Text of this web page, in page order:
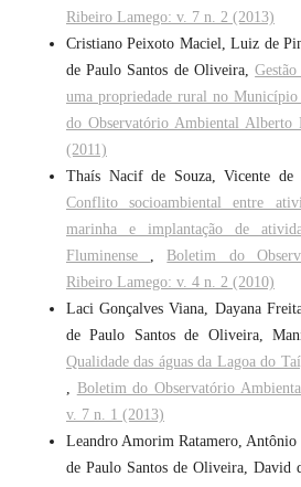
Ribeiro Lamego: v. 7 n. 2 (2013)
Cristiano Peixoto Maciel, Luiz de
de Paulo Santos de Oliveira,
uma propriedade rural no Município
do Observatório Ambiental
(2011)
Thaís Nacif de Souza, Vicente de
Conflito socioambiental entre
marinha e implantação de
Fluminense
Boletim do
Ribeiro Lamego: v. 4 n. 2 (2010)
Laci Gonçalves Viana, Dayana
de Paulo Santos de Oliveira,
Qualidade das águas da Lagoa do
Boletim do Observatório
v. 7 n. 1 (2013)
Leandro Amorim Ratamero, Antônio
de Paulo Santos de Oliveira, David